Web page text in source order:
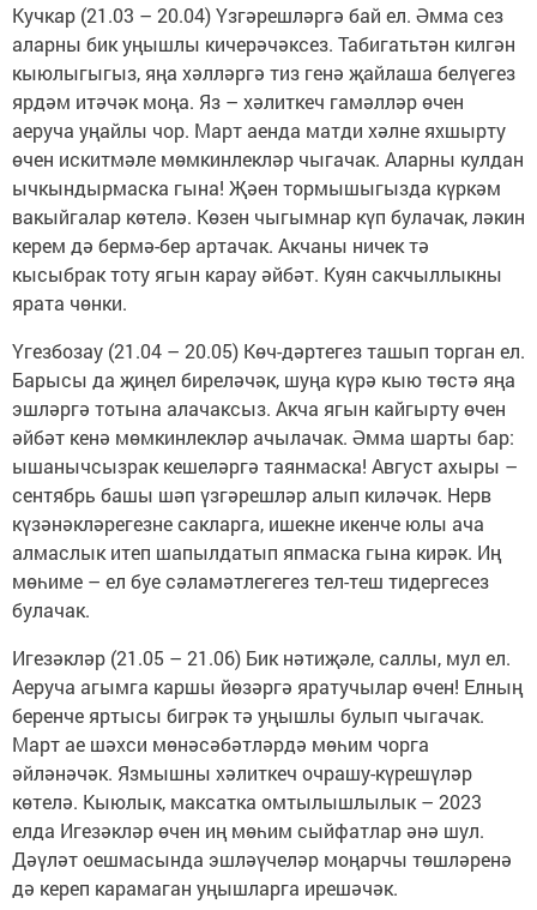
Кучкар (21.03 – 20.04) Үзгәрешләргә бай ел. Әмма сез
аларны бик уңышлы кичерәчәксез. Табигатьтән килгән
кыюлыгыгыз, яңа хәлләргә тиз генә җайлаша белүегез
ярдәм итәчәк моңа. Яз – хәлиткеч гамәлләр өчен
аеруча уңайлы чор. Март аенда матди хәлне яхшырту
өчен искитмәле мөмкинлекләр чыгачак. Аларны кулдан
ычкындырмаска гына! Җәен тормышыгызда күркәм
вакыйгалар көтелә. Көзен чыгымнар күп булачак, ләкин
керем дә бермә-бер артачак. Акчаны ничек тә
кысыбрак тоту ягын карау әйбәт. Куян сакчыллыкны
ярата чөнки.
Үгезбозау (21.04 – 20.05) Көч-дәртегез ташып торган ел.
Барысы да җиңел биреләчәк, шуңа күрә кыю төстә яңа
эшләргә тотына алачаксыз. Акча ягын кайгырту өчен
әйбәт кенә мөмкинлекләр ачылачак. Әмма шарты бар:
ышанычсызрак кешеләргә таянмаска! Август ахыры –
сентябрь башы шәп үзгәрешләр алып киләчәк. Нерв
күзәнәкләрегезне сакларга, ишекне икенче юлы ача
алмаслык итеп шапылдатып япмаска гына кирәк. Иң
мөһиме – ел буе сәламәтлегегез тел-теш тидергесез
булачак.
Игезәкләр (21.05 – 21.06) Бик нәтиҗәле, саллы, мул ел.
Аеруча агымга каршы йөзәргә яратучылар өчен! Елның
беренче яртысы бигрәк тә уңышлы булып чыгачак.
Март ае шәхси мөнәсәбәтләрдә мөһим чорга
әйләнәчәк. Язмышны хәлиткеч очрашу-күрешүләр
көтелә. Кыюлык, максатка омтылышлылык – 2023
елда Игезәкләр өчен иң мөһим сыйфатлар әнә шул.
Дәүләт оешмасында эшләүчеләр моңарчы төшләренә
дә кереп карамаган уңышларга ирешәчәк.